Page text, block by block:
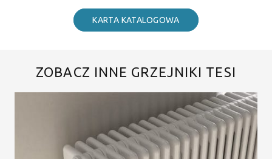
KARTA KATALOGOWA
ZOBACZ INNE GRZEJNIKI TESI